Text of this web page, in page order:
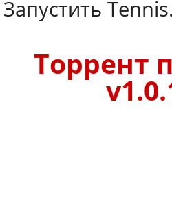
Запустить
Торрент